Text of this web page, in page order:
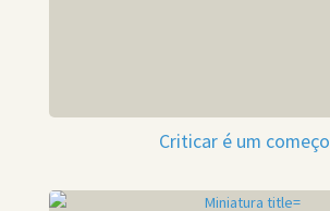
Criticar é um começo